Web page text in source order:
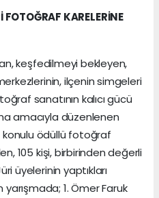
KARELERİNE
keşfedilmeyi bekleyen,
ilçenin simgeleri
sanatının kalıcı gücü
amacıyla düzenlenen
konulu ödüllü fotoğraf
105 kişi, birbirinden değerli
üyelerinin yaptıkları
1. Ömer Faruk